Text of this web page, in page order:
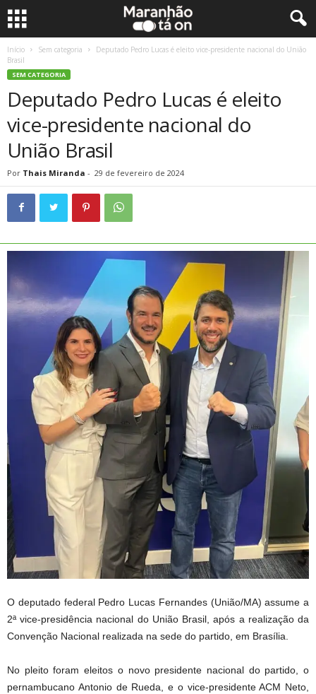
Início Sem categoria
Deputado Pedro Lucas é eleito vice-presidente nacional do União
Brasil
SEM CATEGORIA
Deputado Pedro Lucas é eleito
vice-presidente nacional do
União Brasil
Por Thais Miranda - 29 de fevereiro de 2024
O deputado federal Pedro Lucas Fernandes (União/MA) assume a
2ª vice-presidência nacional do União Brasil, após a realização da
Convenção Nacional realizada na sede do partido, em Brasília.
No pleito foram eleitos o novo presidente nacional do partido, o
pernambucano Antonio de Rueda, e o vice-presidente ACM Neto,